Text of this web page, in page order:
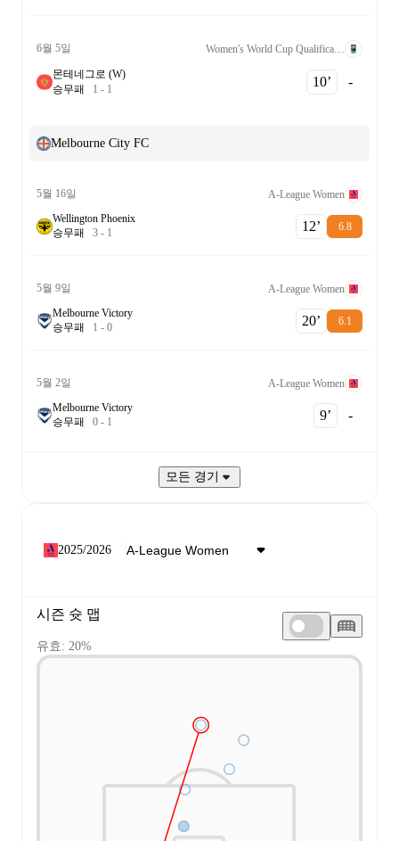
6월 5일
몬테네그로 (W)
승무패 1 - 1 10‎’‎ -
Melbourne City FC
5월 16일
A-League Women
Wellington Phoenix
승무패 3 - 1 12‎’‎ 6.8
5월 9일
A-League Women
Melbourne Victory
승무패 1 - 0 20‎’‎ 6.1
5월 2일
A-League Women
Melbourne Victory
승무패 0 - 1 9‎’‎ -
모든 경기
2025/2026
시즌 슛 맵
유효: 20%